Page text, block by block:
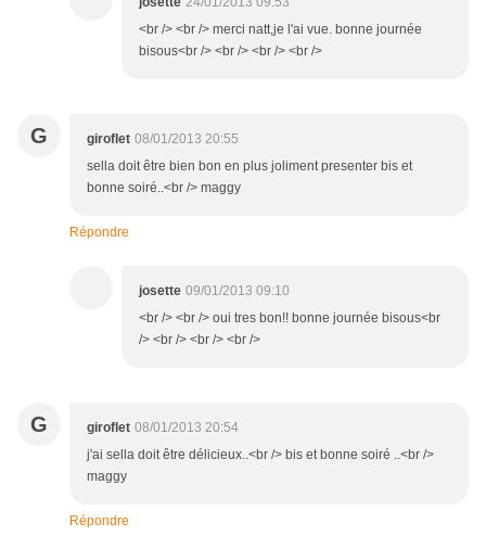
<br /> <br /> merci natt,je l'ai vue. bonne journée
bisous<br /> <br /> <br /> <br />
G giroflet 08/01/2013 20:55
sella doit être bien bon en plus joliment presenter bis et
bonne soiré..<br /> maggy
Répondre
josette 09/01/2013 09:10
<br /> <br /> oui tres bon!! bonne journée bisous<br
/> <br /> <br /> <br />
G giroflet 08/01/2013 20:54
j'ai sella doit être délicieux..<br /> bis et bonne soiré ..<br />
maggy
Répondre